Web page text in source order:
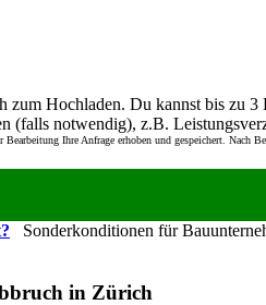
zum Hochladen. Du kannst bis zu 3
(falls notwendig), z.B.
Ihre Anfrage erhoben und gespeichert. Nach
Sonderkonditionen für
in Zürich